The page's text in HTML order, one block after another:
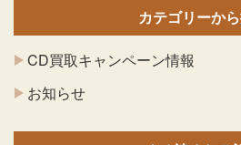
カテゴリーか
CD買取キャンペーン情報
お知らせ